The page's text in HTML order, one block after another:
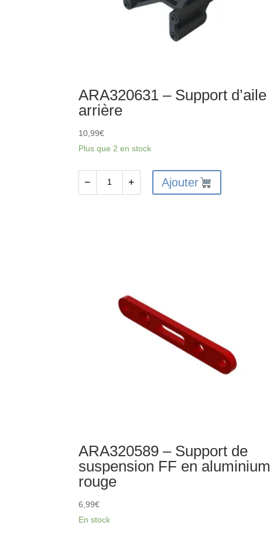
ARA320631 – Support d’aile
arrière
10,99€
Plus que 2 en stock
− + Ajouter
ARA320589 – Support de
suspension FF en aluminium
rouge
6,99€
En stock